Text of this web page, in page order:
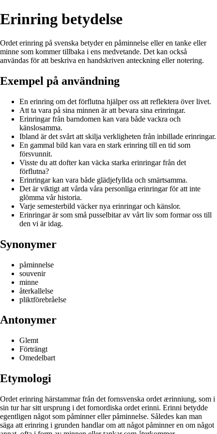
Erinring betydelse
Ordet erinring på svenska betyder en påminnelse eller en tanke eller
minne som kommer tillbaka i ens medvetande. Det kan också
användas för att beskriva en handskriven anteckning eller notering.
Exempel på användning
En erinring om det förflutna hjälper oss att reflektera över livet.
Att ta vara på sina minnen är att bevara sina erinringar.
Erinringar från barndomen kan vara både vackra och
känslosamma.
Ibland är det svårt att skilja verkligheten från inbillade erinringar.
En gammal bild kan vara en stark erinring till en tid som
försvunnit.
Visste du att dofter kan väcka starka erinringar från det
förflutna?
Erinringar kan vara både glädjefyllda och smärtsamma.
Det är viktigt att vårda våra personliga erinringar för att inte
glömma vår historia.
Varje semesterbild väcker nya erinringar och känslor.
Erinringar är som små pusselbitar av vårt liv som formar oss till
den vi är idag.
Synonymer
påminnelse
souvenir
minne
återkallelse
pliktförebråelse
Antonymer
Glemt
Förträngt
Omedelbart
Etymologi
Ordet erinring härstammar från det fornsvenska ordet ærinniung, som i
sin tur har sitt ursprung i det fornordiska ordet erinni. Erinni betydde
egentligen något som påminner eller påminnelse. Således kan man
säga att erinring i grunden handlar om att något påminner en om något